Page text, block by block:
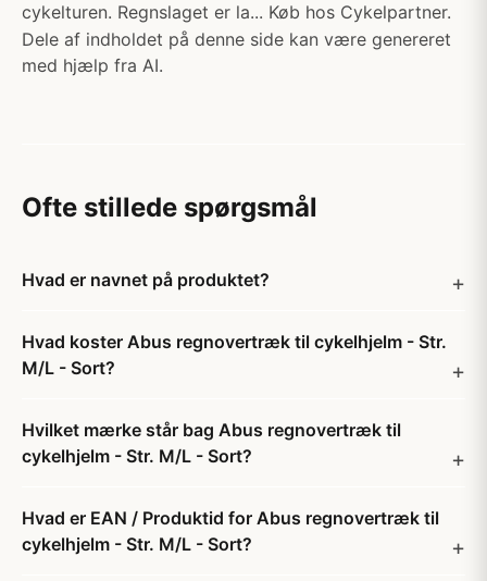
cykelturen. Regnslaget er la... Køb hos Cykelpartner.
Dele af indholdet på denne side kan være genereret
med hjælp fra AI.
Ofte stillede spørgsmål
Hvad er navnet på produktet?
Hvad koster Abus regnovertræk til cykelhjelm - Str.
M/L - Sort?
Hvilket mærke står bag Abus regnovertræk til
cykelhjelm - Str. M/L - Sort?
Hvad er EAN / Produktid for Abus regnovertræk til
cykelhjelm - Str. M/L - Sort?